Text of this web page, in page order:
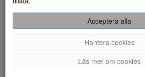
Acceptera alla
Hantera cookies
Läs mer om cookies